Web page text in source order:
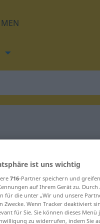
für "asketisch"
ist uns wichtig
716-Partner speichern und
auf Ihrem Gerät zu.
für die unter „Wir und unsere
Zwecke. Wenn Tracker deaktiviert
für Sie. Sie können dieses
zu widerrufen, indem Sie